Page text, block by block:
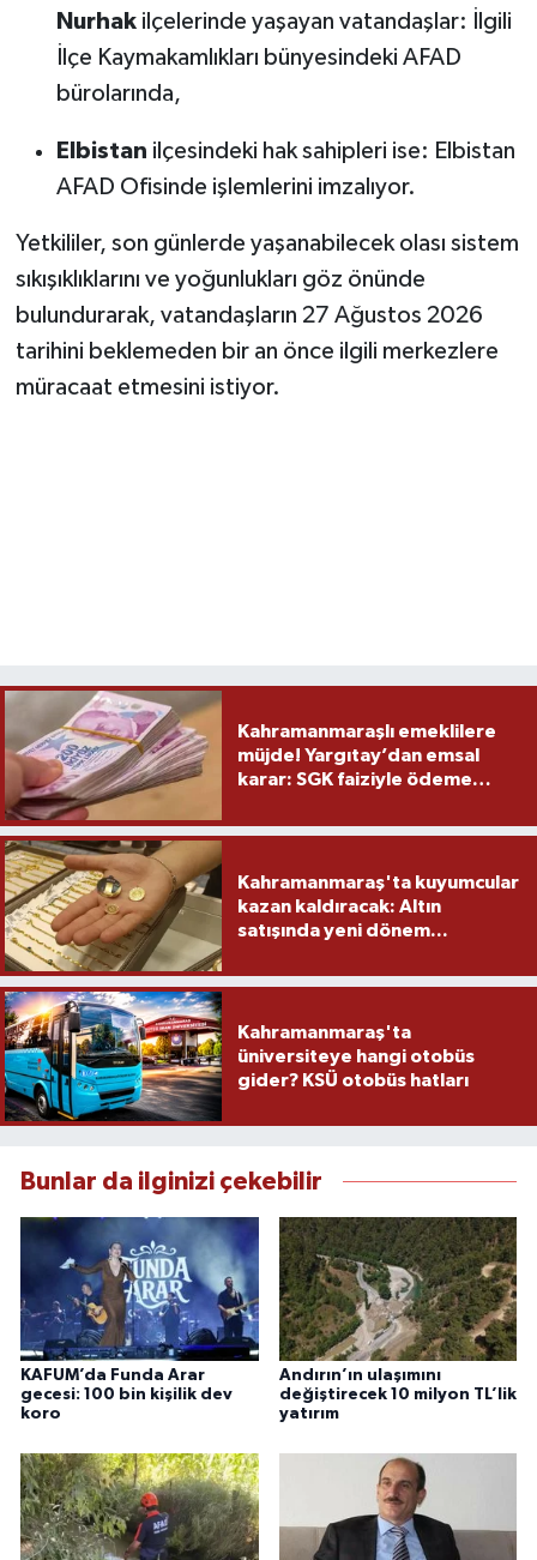
Nurhakilçelerinde yaşayan vatandaşlar: İlgili
İlçe Kaymakamlıkları bünyesindeki AFAD
bürolarında,
Elbistan ilçesindeki hak sahipleri ise: Elbistan
AFAD Ofisinde işlemlerini imzalıyor.
Yetkililer, son günlerde yaşanabilecek olası sistem
sıkışıklıklarını ve yoğunlukları göz önünde
bulundurarak, vatandaşların 27 Ağustos 2026
tarihini beklemeden bir an önce ilgili merkezlere
müracaat etmesini istiyor.
Kahramanmaraşlı emeklilere
müjde! Yargıtay’dan emsal
karar: SGK faiziyle ödeme
Kahramanmaraş'ta kuyumcular
kazan kaldıracak: Altın
satışında yeni dönem...
Kahramanmaraş'ta
üniversiteye hangi otobüs
gider? KSÜ otobüs hatları
Bunlar da ilginizi çekebilir
KAFUM’da Funda Arar
gecesi: 100 bin kişilik dev
koro
Andırın’ın ulaşımını
değiştirecek 10 milyon TL’lik
yatırım